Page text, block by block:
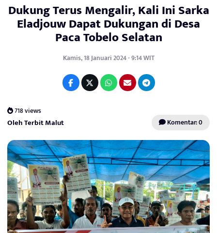
Dukung Terus Mengalir, Kali Ini Sarka
Eladjouw Dapat Dukungan di Desa
Paca Tobelo Selatan
Kamis, 18 Januari 2024 - 9:14 WIT
718 views
Oleh Terbit Malut Komentar: 0